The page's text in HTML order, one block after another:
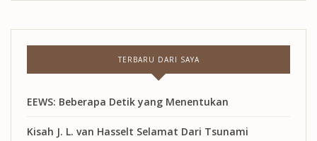
TERBARU DARI SAYA
EEWS: Beberapa Detik yang Menentukan
Kisah J. L. van Hasselt Selamat Dari Tsunami